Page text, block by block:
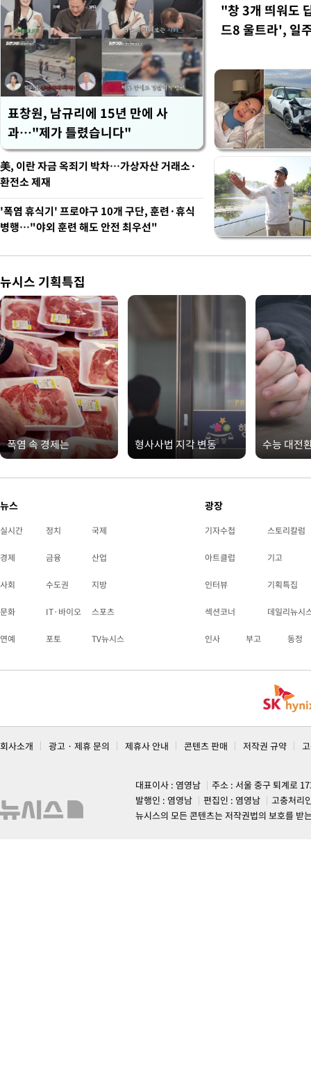
표창원, 남규리에 15년 만에 사
과…"제가 틀렸습니다"
"창 3개 띄워도
드8 울트라', 일
美, 이란 자금 옥죄기 박차…가상자산 거래소·
환전소 제재
'폭염 휴식기' 프로야구 10개 구단, 훈련·휴식
병행…"야외 훈련 해도 안전 최우선"
뉴시스 기획특집
폭염 속 경제는 형사사법 지각 변동 수능 대전
뉴스
실시간 정치 국제
경제 금융 산업
사회 수도권 지방
문화 IT·바이오 스포츠
연예 포토 TV뉴시스
광장
기자수첩 스토리칼럼
아트클럽 기고
인터뷰 기획특집
섹션코너 데일리뉴시
인사 부고 동정
회사소개 광고 · 제휴 문의 제휴사 안내 콘텐츠 판매 저작권 규약
대표이사 : 염영남
주소 : 서울 중구 퇴계로
발행인 : 염영남
편집인 : 염영남
고충처리
뉴시스의 모든 콘텐츠는 저작권법의 보호를